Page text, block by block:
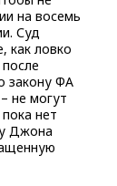
на восемь
Суд
как ловко
закону ФА
не могут
нет
Джона